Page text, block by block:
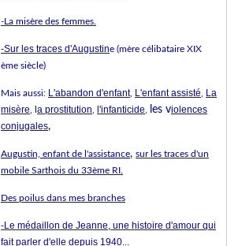
-La misère des femmes.
-Sur les traces d'Augustine (mère célibataire XIX
ème siècle)
Mais aussi: L'abandon d'enfant, L'enfant assisté
La
misère
a prostitution l'infanticide les violences
conjugales,
Augustin, enfant de l'assistance, sur les traces d'un
mobile Sarthois du 33ème RI.
Des poilus dans mes branches
-Le médaillon de Jeanne, une histoire d'amour qui
fait parler d'elle depuis 1940...